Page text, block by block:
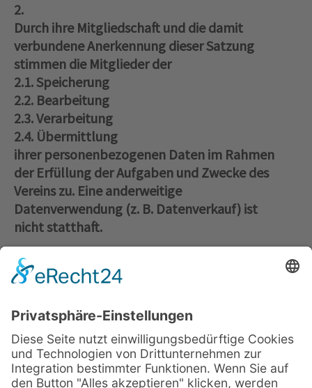
2.
Durch ihre Mitgliedschaft und die damit
verbundene Anerkennung dieser Satzung
stimmen die Mitglieder der
2.1. Speicherung
2.2. Bearbeitung
2.3. Verarbeitung
2.4. Übermittlung
ihrer personenbezogenen Daten im Rahmen
der Erfüllung der Aufgaben und Zwecke des
Vereins zu. Eine anderweitige
Datenverwendung (z. B. Datenverkauf) ist
nicht statthaft.
3.
Jedes Mitglied hat das Recht auf
3.2. Berichtigung seiner gespeicherten Daten
im Falle der Unrichtigkeit
3.3. Sperrung seiner Daten
3.4. Löschung seiner Daten